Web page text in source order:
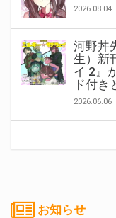
2026.08.04
河野丼
生）新
イ 2』
ド付き
2026.06.06
お知らせ